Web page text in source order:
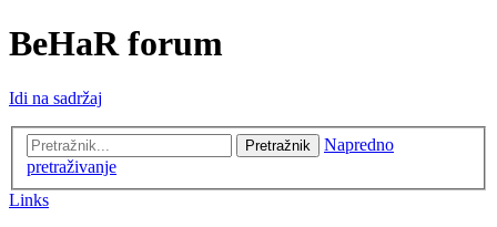
BeHaR forum
Idi na sadržaj
Pretražnik
Napredno
pretraživanje
Links